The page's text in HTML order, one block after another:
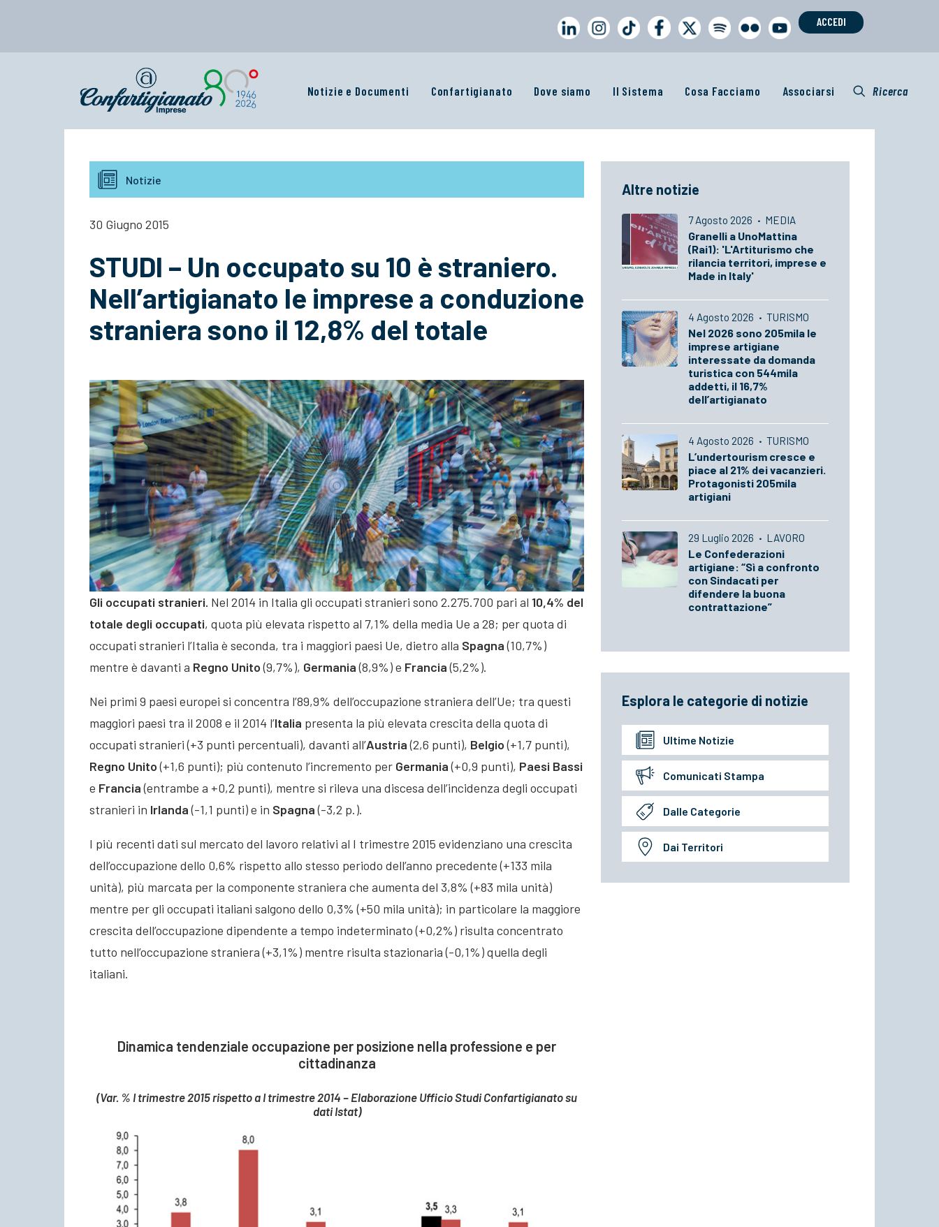
ACCEDI
Notizie e Documenti Confartigianato Dove siamo Il Sistema Cosa Facciamo Associarsi Ricerca
Notizie
30 Giugno 2015
STUDI – Un occupato su 10 è straniero.
Nell’artigianato le imprese a conduzione
straniera sono il 12,8% del totale
Gli occupati stranieri. Nel 2014 in Italia gli occupati stranieri sono 2.275.700 pari al 10,4% del
totale degli occupati, quota più elevata rispetto al 7,1% della media Ue a 28; per quota di
occupati stranieri l’Italia è seconda, tra i maggiori paesi Ue, dietro alla Spagna(10,7%)
mentre è davanti a Regno Unito(9,7%), Germania(8,9%) e Francia(5,2%).
Nei primi 9 paesi europei si concentra l’89,9% dell’occupazione straniera dell’Ue; tra questi
maggiori paesi tra il 2008 e il 2014 l’Italia presenta la più elevata crescita della quota di
occupati stranieri (+3 punti percentuali), davanti all’Austria(2,6 punti), Belgio(+1,7 punti),
Regno Unito(+1,6 punti); più contenuto l’incremento per Germania(+0,9 punti), Paesi Bassi
e Francia(entrambe a +0,2 punti), mentre si rileva una discesa dell’incidenza degli occupati
stranieri in Irlanda(-1,1 punti) e in Spagna(-3,2 p.).
I più recenti dati sul mercato del lavoro relativi al I trimestre 2015 evidenziano una crescita
dell’occupazione dello 0,6% rispetto allo stesso periodo dell’anno precedente (+133 mila
unità), più marcata per la componente straniera che aumenta del 3,8% (+83 mila unità)
mentre per gli occupati italiani salgono dello 0,3% (+50 mila unità); in particolare la maggiore
crescita dell’occupazione dipendente a tempo indeterminato (+0,2%) risulta concentrato
tutto nell’occupazione straniera (+3,1%) mentre risulta stazionaria (-0,1%) quella degli
italiani.
Dinamica tendenziale occupazione per posizione nella professione e per
cittadinanza
(Var. % I trimestre 2015 rispetto a I trimestre 2014 – Elaborazione Ufficio Studi Confartigianato su
dati Istat)
Altre notizie
7 Agosto 2026 · MEDIA
Granelli a UnoMattina
(Rai1): 'L'Artiturismo che
rilancia territori, imprese e
Made in Italy'
4 Agosto 2026 · TURISMO
Nel 2026 sono 205mila le
imprese artigiane
interessate da domanda
turistica con 544mila
addetti, il 16,7%
dell’artigianato
4 Agosto 2026 · TURISMO
L’undertourism cresce e
piace al 21% dei vacanzieri.
Protagonisti 205mila
artigiani
29 Luglio 2026 · LAVORO
Le Confederazioni
artigiane: “Sì a confronto
con Sindacati per
difendere la buona
contrattazione”
Esplora le categorie di notizie
Ultime Notizie
Comunicati Stampa
Dalle Categorie
Dai Territori